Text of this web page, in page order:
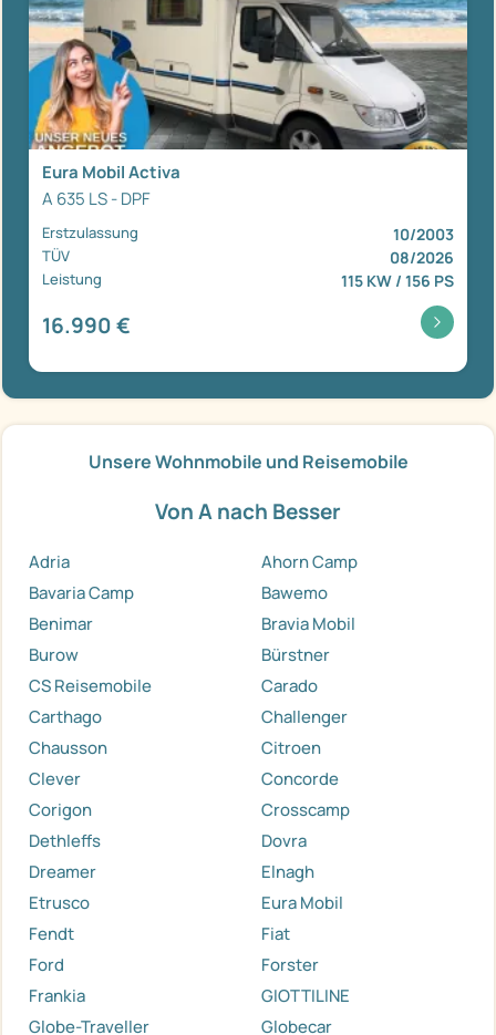
Eura Mobil Activa
A 635 LS - DPF
Erstzulassung 10/2003
TÜV 08/2026
Leistung 115 KW / 156 PS
16.990 €
Unsere Wohnmobile und Reisemobile
Von A nach Besser
Adria
Ahorn Camp
Bavaria Camp
Bawemo
Benimar
Bravia Mobil
Burow
Bürstner
CS Reisemobile
Carado
Carthago
Challenger
Chausson
Citroen
Clever
Concorde
Corigon
Crosscamp
Dethleffs
Dovra
Dreamer
Elnagh
Etrusco
Eura Mobil
Fendt
Fiat
Ford
Forster
Frankia
GIOTTILINE
Globe-Traveller
Globecar